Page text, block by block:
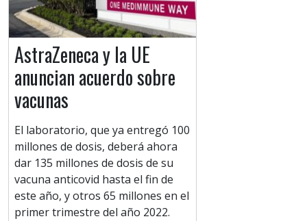
AstraZeneca y la UE
anuncian acuerdo sobre
vacunas
El laboratorio, que ya entregó 100
millones de dosis, deberá ahora
dar 135 millones de dosis de su
vacuna anticovid hasta el fin de
este año, y otros 65 millones en el
primer trimestre del año 2022.